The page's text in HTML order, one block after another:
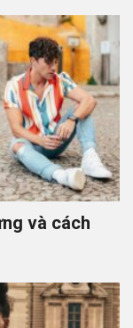
và cách